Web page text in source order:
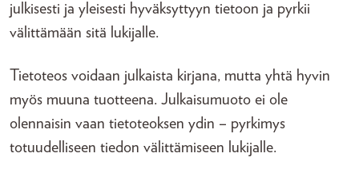
julkisesti ja yleisesti hyväksyttyyn tietoon ja pyrkii
välittämään sitä lukijalle.
Tietoteos voidaan julkaista kirjana, mutta yhtä hyvin
myös muuna tuotteena. Julkaisumuoto ei ole
olennaisin vaan tietoteoksen ydin – pyrkimys
totuudelliseen tiedon välittämiseen lukijalle.